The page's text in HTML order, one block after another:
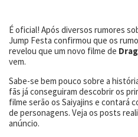
É oficial! Após diversos rumores
Jump Festa confirmou que os
revelou que um novo filme de
vem.
Sabe-se bem pouco sobre a
fãs já conseguiram descobrir os
filme serão os Saiyajins e contará
de personagens. Veja os posts
anúncio.